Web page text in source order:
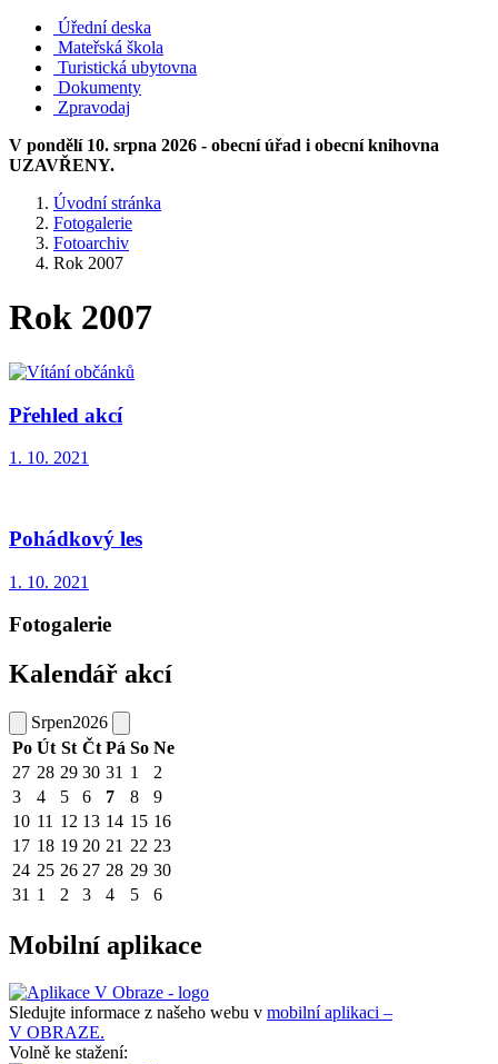
Úřední deska
Mateřská škola
Turistická ubytovna
Dokumenty
Zpravodaj
V pondělí 10. srpna 2026 - obecní úřad i obecní knihovna
UZAVŘENY.
Úvodní stránka
Fotogalerie
Fotoarchiv
Rok 2007
Rok 2007
Přehled akcí
1. 10. 2021
Pohádkový les
1. 10. 2021
Fotogalerie
Kalendář akcí
Srpen2026
Po Út St Čt Pá So Ne
27 28 29 30 31 1
2
3
4 5 6 7 8
9
10 11 12 13 14 15 16
17 18 19 20 21 22 23
24 25 26 27 28 29 30
31 1 2 3 4 5 6
Mobilní aplikace
Sledujte informace z našeho webu v mobilní aplikaci –
V OBRAZE.
Volně ke stažení: